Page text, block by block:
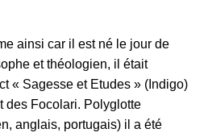
ainsi car il est né le jour de
et théologien, il était
« Sagesse et Etudes » (Indigo)
des Focolari. Polyglotte
anglais, portugais) il a été